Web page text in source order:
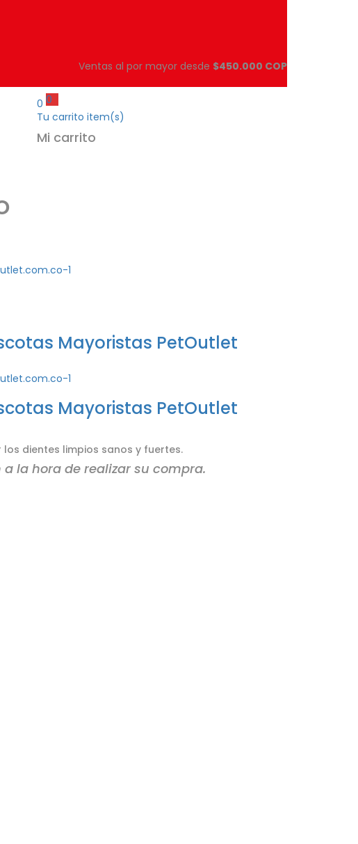
Ventas al por mayor desde $450.000 COP
0
Tu carrito
0
item(s)
Mi carrito
Mayoristas PetOutlet
Mayoristas PetOutlet
dientes limpios sanos y fuertes.
la hora de realizar su compra.